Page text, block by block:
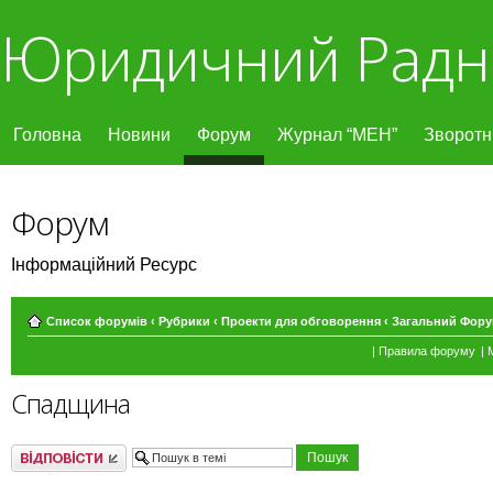
Юридичний
Головна Новини Форум Журнал “МЕН”
Форум
Інформаційний Ресурс
Список форумів ‹ Рубрики ‹ Проекти для обговорення ‹ Загальний
| Правила форуму |
Спадщина
Відповісти